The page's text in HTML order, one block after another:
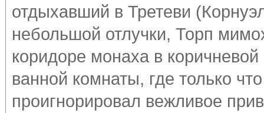
отдыхавший в Третеви
небольшой отлучки, Торп
коридоре монаха в
ванной комнаты, где только
проигнорировал вежливое